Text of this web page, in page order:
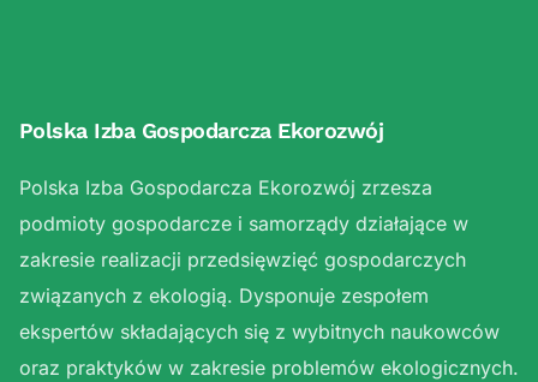
Polska Izba Gospodarcza Ekorozwój
Polska Izba Gospodarcza Ekorozwój zrzesza
podmioty gospodarcze i samorządy działające w
zakresie realizacji przedsięwzięć gospodarczych
związanych z ekologią. Dysponuje zespołem
ekspertów składających się z wybitnych naukowców
oraz praktyków w zakresie problemów ekologicznych.